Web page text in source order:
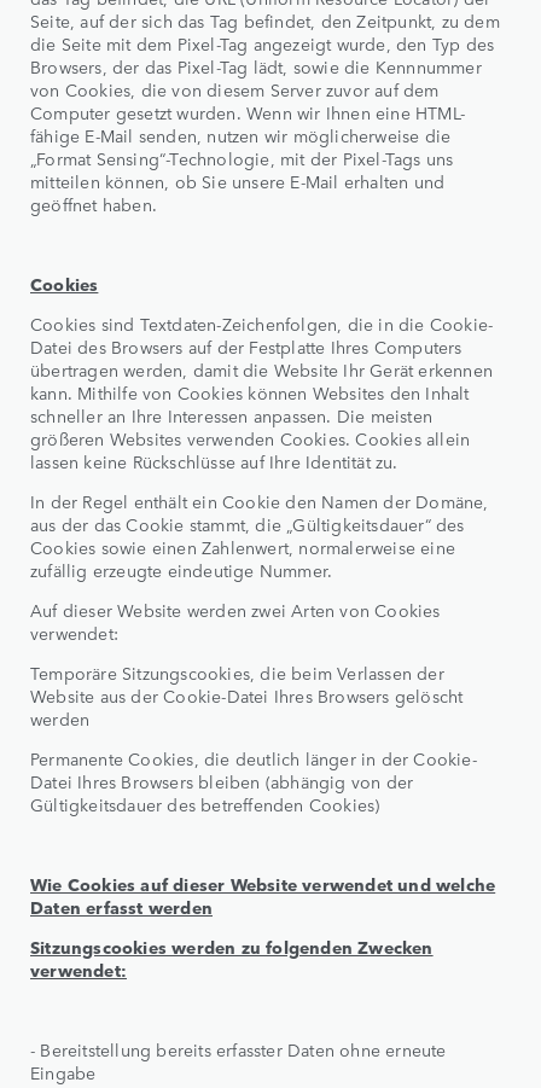
Seite, auf der sich das Tag befindet, den Zeitpunkt, zu dem
die Seite mit dem Pixel-Tag angezeigt wurde, den Typ des
Browsers, der das Pixel-Tag lädt, sowie die Kennnummer
von Cookies, die von diesem Server zuvor auf dem
Computer gesetzt wurden. Wenn wir Ihnen eine HTML-
fähige E-Mail senden, nutzen wir möglicherweise die
„Format Sensing“-Technologie, mit der Pixel-Tags uns
mitteilen können, ob Sie unsere E-Mail erhalten und
geöffnet haben.
Cookies
Cookies sind Textdaten-Zeichenfolgen, die in die Cookie-
Datei des Browsers auf der Festplatte Ihres Computers
übertragen werden, damit die Website Ihr Gerät erkennen
kann. Mithilfe von Cookies können Websites den Inhalt
schneller an Ihre Interessen anpassen. Die meisten
größeren Websites verwenden Cookies. Cookies allein
lassen keine Rückschlüsse auf Ihre Identität zu.
In der Regel enthält ein Cookie den Namen der Domäne,
aus der das Cookie stammt, die „Gültigkeitsdauer“ des
Cookies sowie einen Zahlenwert, normalerweise eine
zufällig erzeugte eindeutige Nummer.
Auf dieser Website werden zwei Arten von Cookies
verwendet:
Temporäre Sitzungscookies, die beim Verlassen der
Website aus der Cookie-Datei Ihres Browsers gelöscht
werden
Permanente Cookies, die deutlich länger in der Cookie-
Datei Ihres Browsers bleiben (abhängig von der
Gültigkeitsdauer des betreffenden Cookies)
Wie Cookies auf dieser Website verwendet und welche
Daten erfasst werden
Sitzungscookies werden zu folgenden Zwecken
verwendet:
- Bereitstellung bereits erfasster Daten ohne erneute
Eingabe